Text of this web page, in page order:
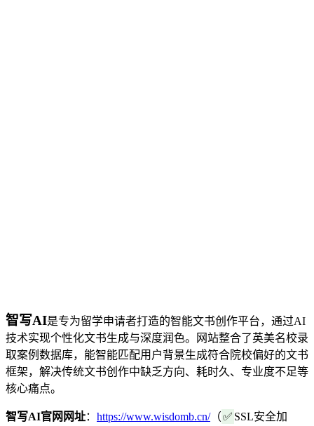
智写AI是专为留学申请者打造的智能文书创作平台，通过AI
技术实现个性化文书生成与深度润色。网站整合了英美名校录
取案例数据库，能智能匹配用户背景生成符合院校偏好的文书
框架，解决传统文书创作中缺乏方向、耗时久、专业度不足等
核心痛点。
智写AI官网网址： https://www.wisdomb.cn/（✅ SSL安全加